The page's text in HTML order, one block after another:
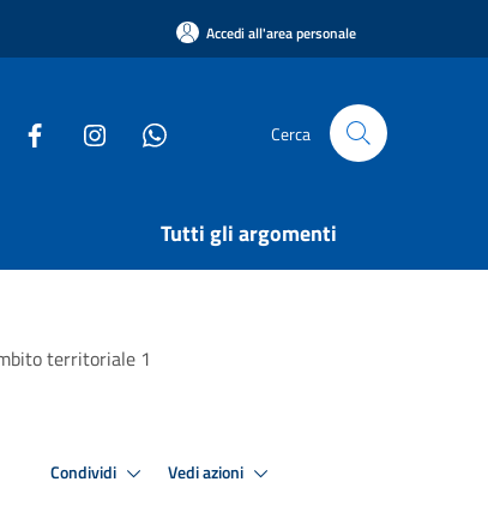
Accedi all'area personale
Cerca
Tutti gli argomenti
territoriale 1
Condividi Vedi azioni